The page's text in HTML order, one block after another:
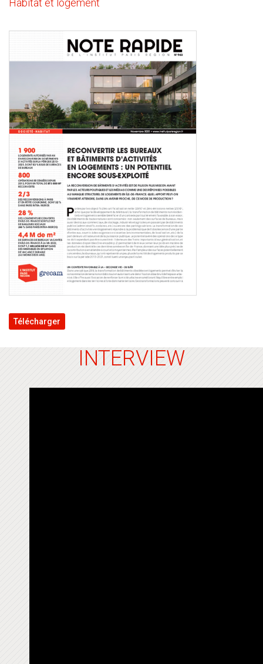
Télécharger
INTERVIEW